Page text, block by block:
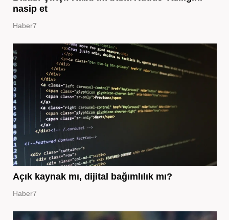
nasip et
Haber7
Açık kaynak mı, dijital bağımlılık mı?
Haber7